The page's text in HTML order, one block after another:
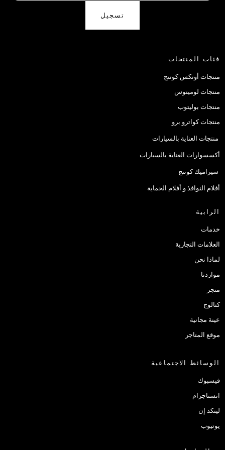
تسجيل
فئات المنتجات
منتجات أونكس كوتنج
منتجات لومينوس
منتجات بوليتوب
منتجات كواترو برو
منتجات العناية بالسيارات
أكسسوارات العناية بالسيارات
سيراميك كوتنج
أفلام النوافذ و أفلام الحماية
الرابية
خدمات
العلامات التجارية
لماذا نحن
مواردنا
متجر
كتالوج
عينة مجانية
موقع المتاجر
الوسائط الاجتماعية
فيسبوك
انستاجرام
لينكد إن
يوتيوب